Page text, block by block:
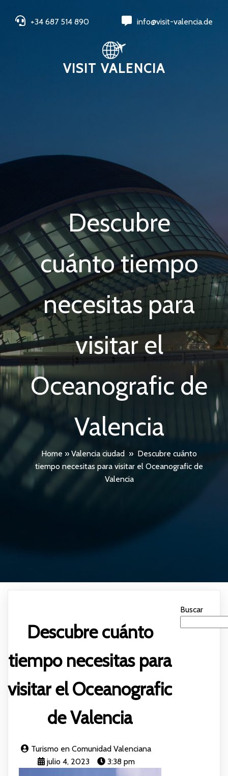
+34 687 514 890 info@visit-valencia.de
VISIT VALENCIA
Descubre
cuánto tiempo
necesitas para
visitar el
Oceanografic de
Valencia
Home » Valencia ciudad » Descubre cuánto
tiempo necesitas para visitar el Oceanografic de
Valencia
Descubre cuánto
tiempo necesitas para
visitar el Oceanografic
de Valencia
Turismo en Comunidad Valenciana
julio 4, 2023
3:38 pm
Buscar